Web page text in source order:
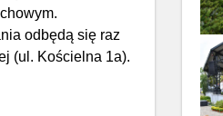
odbędą się raz
(ul. Kościelna 1a).